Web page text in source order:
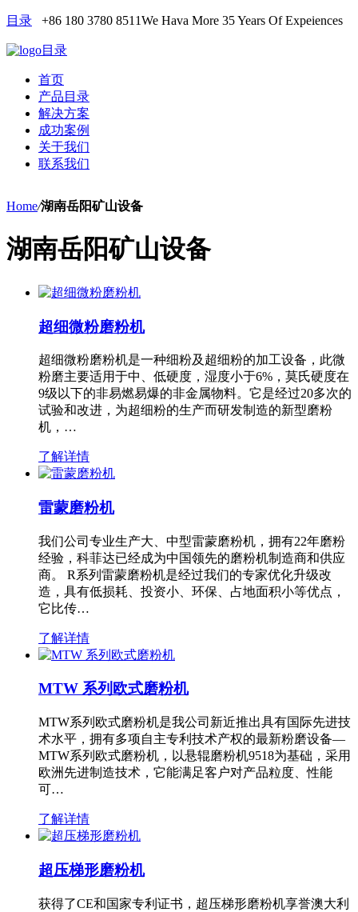
目录 +86 180 3780 8511We Hava More 35 Years Of Expeiences
目录
首页
产品目录
解决方案
成功案例
关于我们
联系我们
Home/湖南岳阳矿山设备
湖南岳阳矿山设备
超细微粉磨粉机
超细微粉磨粉机是一种细粉及超细粉的加工设备，此微
粉磨主要适用于中、低硬度，湿度小于6%，莫氏硬度在
9级以下的非易燃易爆的非金属物料。它是经过20多次的
试验和改进，为超细粉的生产而研发制造的新型磨粉
机，…
了解详情
雷蒙磨粉机
我们公司专业生产大、中型雷蒙磨粉机，拥有22年磨粉
经验，科菲达已经成为中国领先的磨粉机制造商和供应
商。 R系列雷蒙磨粉机是经过我们的专家优化升级改
造，具有低损耗、投资小、环保、占地面积小等优点，
它比传…
了解详情
MTW 系列欧式磨粉机
MTW系列欧式磨粉机是我公司新近推出具有国际先进技
术水平，拥有多项自主专利技术产权的最新粉磨设备—
MTW系列欧式磨粉机，以悬辊磨粉机9518为基础，采用
欧洲先进制造技术，它能满足客户对产品粒度、性能
可…
了解详情
超压梯形磨粉机
获得了CE和国家专利证书，超压梯形磨粉机享誉澳大利